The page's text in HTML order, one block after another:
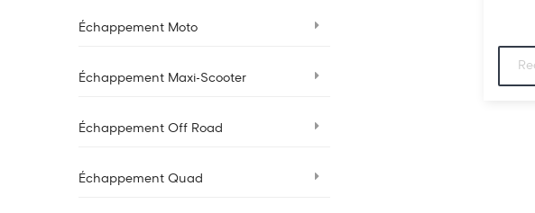
Échappement Moto
Échappement Maxi-Scooter
Échappement Off Road
Échappement Quad